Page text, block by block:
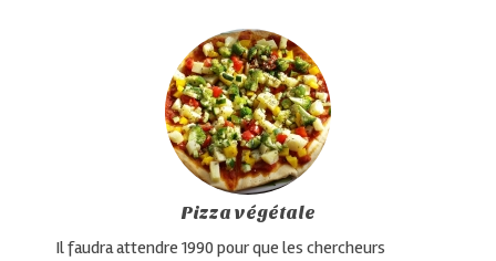
Pizza végétale
Il faudra attendre 1990 pour que les chercheurs